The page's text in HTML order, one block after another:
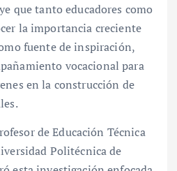
que tanto educadores como
la importancia creciente
fuente de inspiración,
vocacional para
en la construcción de
de Educación Técnica
Politécnica de